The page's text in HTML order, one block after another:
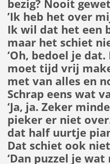
bezig? Nooit
’Ik heb het over
Ik wil dat het een
maar het schiet
‘Oh, bedoel je dat.
moet tijd vrij
met van alles en
Schrap eens wat
‘Ja, ja. Zeker
pieker er niet
dat half uurtje
Dat schiet ook niet
‘Dan puzzel je wat